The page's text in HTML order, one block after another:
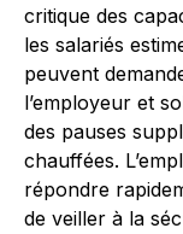
critique des
les salariés
peuvent
l’employeur et
des pauses
chauffées.
répondre
de veiller à la